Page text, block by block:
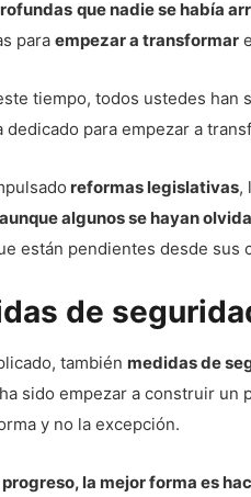
que nadie se había
para empezar a transformar
tiempo, todos ustedes han
dedicado para empezar a
reformas legislativas,
aunque algunos se hayan
están pendientes desde sus
de
también medidas de
sido empezar a construir un
y no la excepción.
la mejor forma es